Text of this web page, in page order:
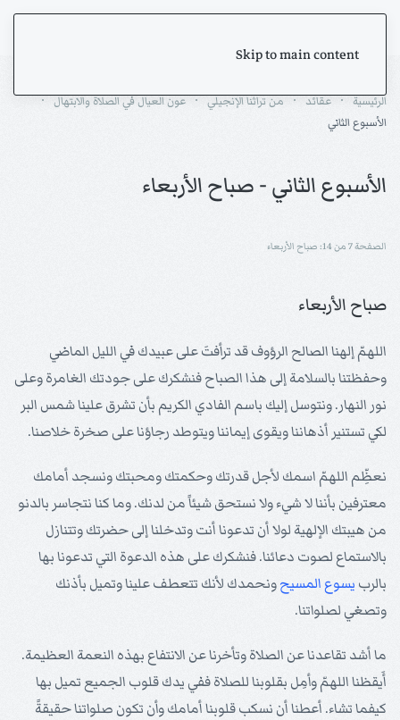
Skip to main content
الرئيسية عقائد من تراثنا الإنجيلي
عون العيال في الصلاة والابتهال
الأسبوع الثاني
الأسبوع الثاني - صباح الأربعاء
الصفحة 7 من 14: صباح الأربعاء
صباح الأربعاء
اللهمّ إلهنا الصالح الرؤوف قد ترأفتَ على عبيدك في الليل الماضي
وحفظتنا بالسلامة إلى هذا الصباح فنشكرك على جودتك الغامرة وعلى
نور النهار. ونتوسل إليك باسم الفادي الكريم بأن تشرق علينا شمس البر
لكي تستنير أذهاننا ويقوى إيماننا ويتوطد رجاؤنا على صخرة خلاصنا.
نعظِّم اللهمّ اسمك لأجل قدرتك وحكمتك ومحبتك ونسجد أمامك
معترفين بأننا لا شيء ولا نستحق شيئاً من لدنك. وما كنا نتجاسر بالدنو
من هيبتك الإلهية لولا أن تدعونا أنت وتدخلنا إلى حضرتك وتتنازل
بالاستماع لصوت دعائنا. فنشكرك على هذه الدعوة التي تدعونا بها
بالرب يسوع المسيحونحمدك لأنك تتعطف علينا وتميل بأذنك
وتصغي لصلواتنا.
ما أشد تقاعدنا عن الصلاة وتأخرنا عن الانتفاع بهذه النعمة العظيمة.
أَيقظنا اللهمّ وأمِل بقلوبنا للصلاة ففي يدك قلوب الجميع تميل بها
كيفما تشاء. أعطنا أن نسكب قلوبنا أمامك وأن تكون صلواتنا حقيقةً